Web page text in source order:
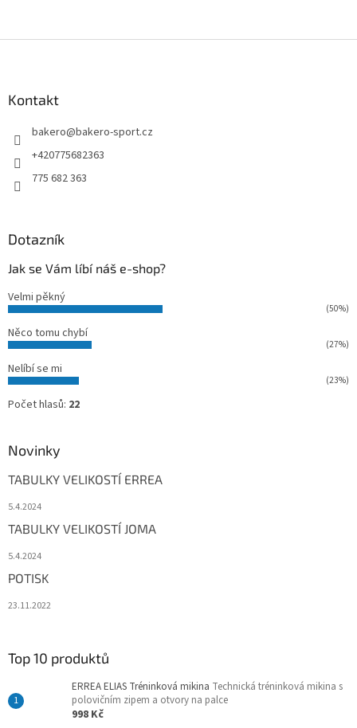
Kontakt
bakero@bakero-sport.cz
+420775682363
775 682 363
Dotazník
Jak se Vám líbí náš e-shop?
Velmi pěkný
(50%)
Něco tomu chybí
(27%)
Nelíbí se mi
(23%)
Počet hlasů: 22
Novinky
TABULKY VELIKOSTÍ ERREA
5.4.2024
TABULKY VELIKOSTÍ JOMA
5.4.2024
POTISK
23.11.2022
Top 10 produktů
ERREA ELIAS Tréninková mikina Technická tréninková mikina s
polovičním zipem a otvory na palce
998 Kč